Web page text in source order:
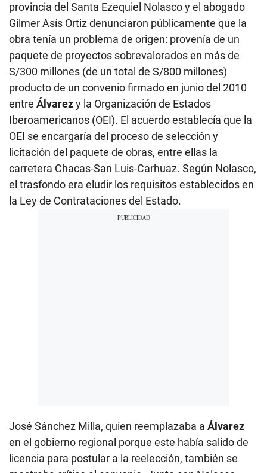
provincia del Santa Ezequiel Nolasco y el abogado
Gilmer Asís Ortiz denunciaron públicamente que la
obra tenía un problema de origen: provenía de un
paquete de proyectos sobrevalorados en más de
S/300 millones (de un total de S/800 millones)
producto de un convenio firmado en junio del 2010
entre Álvarezy la Organización de Estados
Iberoamericanos (OEI). El acuerdo establecía que la
OEI se encargaría del proceso de selección y
licitación del paquete de obras, entre ellas la
carretera Chacas-San Luis-Carhuaz. Según Nolasco,
el trasfondo era eludir los requisitos establecidos en
la Ley de Contrataciones del Estado.
José Sánchez Milla, quien reemplazaba a Álvarez
en el gobierno regional porque este había salido de
licencia para postular a la reelección, también se